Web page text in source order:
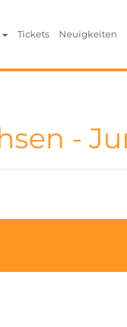
Tickets Neuigkeiten
-